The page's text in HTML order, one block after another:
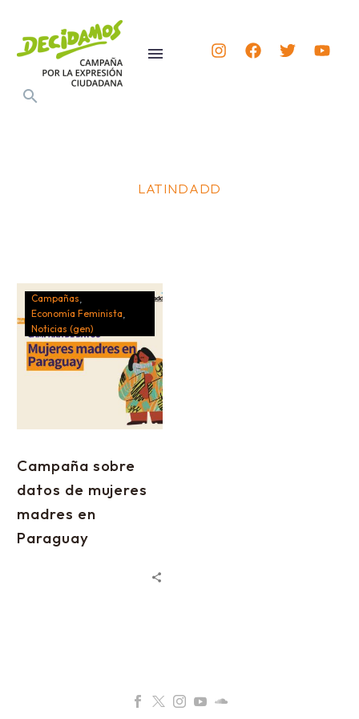
LATINDADD
Campañas
Economía Feminista
Noticias (gen)
Campaña sobre
datos de mujeres
madres en
Paraguay